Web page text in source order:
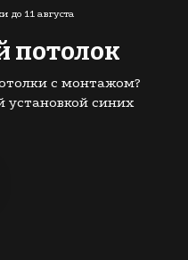
до 11 августа
потолок
с монтажом?
установкой синих